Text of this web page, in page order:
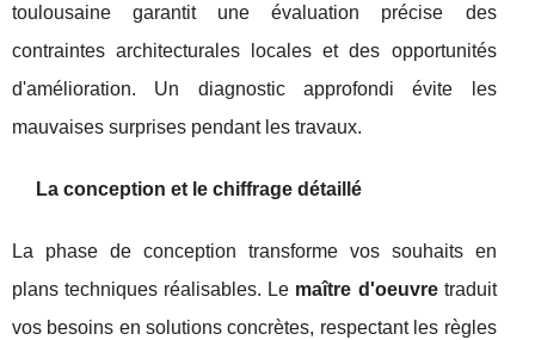
toulousaine garantit une évaluation précise des
contraintes architecturales locales et des opportunités
d'amélioration. Un diagnostic approfondi évite les
mauvaises surprises pendant les travaux.
La conception et le chiffrage détaillé
La phase de conception transforme vos souhaits en
plans techniques réalisables. Le maître d'oeuvretraduit
vos besoins en solutions concrètes, respectant les règles